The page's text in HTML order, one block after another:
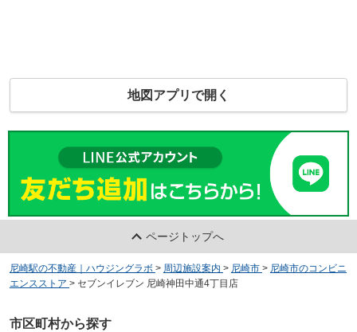
地図アプリで開く
ページトップへ
尼崎駅の不動産｜ハウジングラボ > 周辺施設案内 > 尼崎市 > 尼崎市のコンビニ
エンスストア > セブンイレブン 尼崎神田中通4丁目店
市区町村から探す